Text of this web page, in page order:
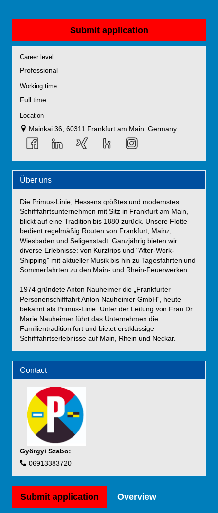
Submit application
Career level
Professional
Working time
Full time
Location
Mainkai 36, 60311 Frankfurt am Main, Germany
Über uns
Die Primus-Linie, Hessens größtes und modernstes
Schifffahrtsunternehmen mit Sitz in Frankfurt am Main,
blickt auf eine Tradition bis 1880 zurück. Unsere Flotte
bedient regelmäßig Routen von Frankfurt, Mainz,
Wiesbaden und Seligenstadt. Ganzjährig bieten wir
diverse Erlebnisse: von Kurztrips und "After-Work-
Shipping" mit aktueller Musik bis hin zu Tagesfahrten und
Sommerfahrten zu den Main- und Rhein-Feuerwerken.
1974 gründete Anton Nauheimer die „Frankfurter
Personenschifffahrt Anton Nauheimer GmbH“, heute
bekannt als Primus-Linie. Unter der Leitung von Frau Dr.
Marie Nauheimer führt das Unternehmen die
Familientradition fort und bietet erstklassige
Schifffahrtserlebnisse auf Main, Rhein und Neckar.
Contact
Györgyi Szabo:
06913383720
Submit application Overview